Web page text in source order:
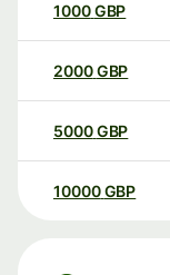
1000GBP
2000GBP
5000GBP
10000 GBP